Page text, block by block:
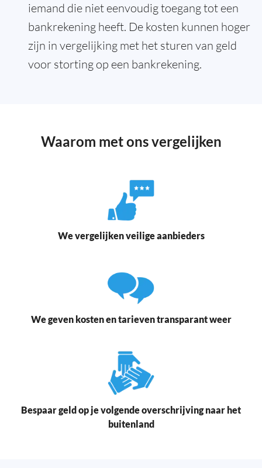
iemand die niet eenvoudig toegang tot een
bankrekening heeft. De kosten kunnen hoger
zijn in vergelijking met het sturen van geld
voor storting op een bankrekening.
Waarom met ons vergelijken
We vergelijken veilige aanbieders
We geven kosten en tarieven transparant weer
Bespaar geld op je volgende overschrijving naar het
buitenland